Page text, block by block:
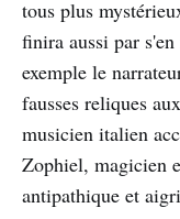
tous plus
finira aussi par
exemple le
fausses reliques
musicien italien
Zophiel, magicien
antipathique et